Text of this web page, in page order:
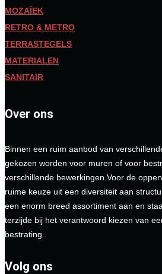
MOZAÏEK
RETRO & METRO
TERRASTEGELS
MATERIALEN
SANITAIR
Over ons
Binnen een ruim aanbod van
gekozen worden voor muren of voor
verschillende bewerkingen.Voor de
ruime keuze uit een diversiteit aan
een enorm breed assortiment aan en
terzijde bij het verantwoord kiezen van
bestrating .
Volg ons